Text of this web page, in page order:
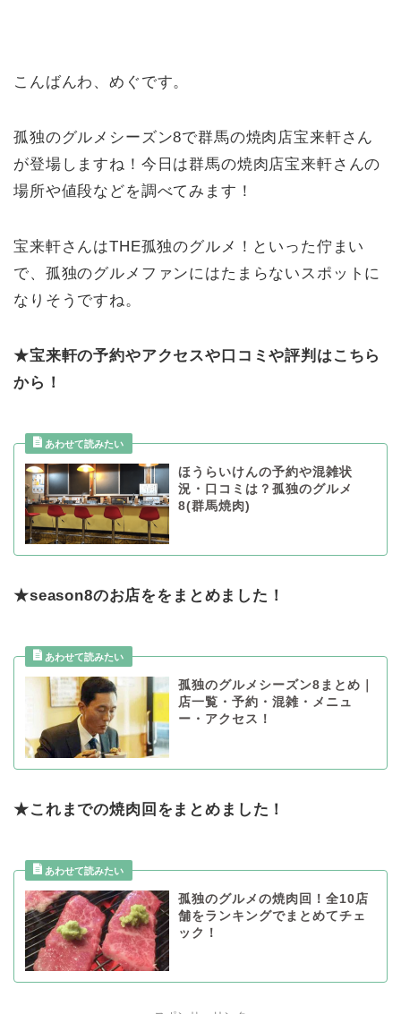
こんばんわ、めぐです。
孤独のグルメシーズン8で群馬の焼肉店宝来軒さん
が登場しますね！今日は群馬の焼肉店宝来軒さんの
場所や値段などを調べてみます！
宝来軒さんはTHE孤独のグルメ！といった佇まい
で、孤独のグルメファンにはたまらないスポットに
なりそうですね。
★宝来軒の予約やアクセスや口コミや評判はこちら
から！
ほうらいけんの予約や混雑状
況・口コミは？孤独のグルメ
8(群馬焼肉)
★season8のお店ををまとめました！
孤独のグルメシーズン8まとめ｜
店一覧・予約・混雑・メニュ
ー・アクセス！
★これまでの焼肉回をまとめました！
孤独のグルメの焼肉回！全10店
舗をランキングでまとめてチェ
ック！